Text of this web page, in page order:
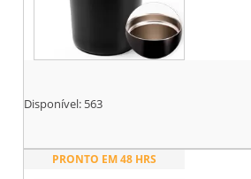
Além
base
Disponível: 563
PRONTO EM 48 HRS